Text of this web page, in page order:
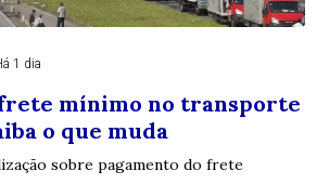
1 dia
mínimo no transporte
o que muda
sobre pagamento do frete